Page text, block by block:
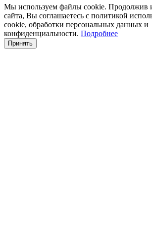
Мы используем файлы cookie. Продолжив
сайта, Вы соглашаетесь с политикой
cookie, обработки персональных данных и
конфиденциальности. Подробнее
Принять